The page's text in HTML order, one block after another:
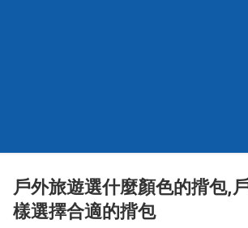
戶外旅遊選什麼顏色的揹包,
樣選擇合適的揹包